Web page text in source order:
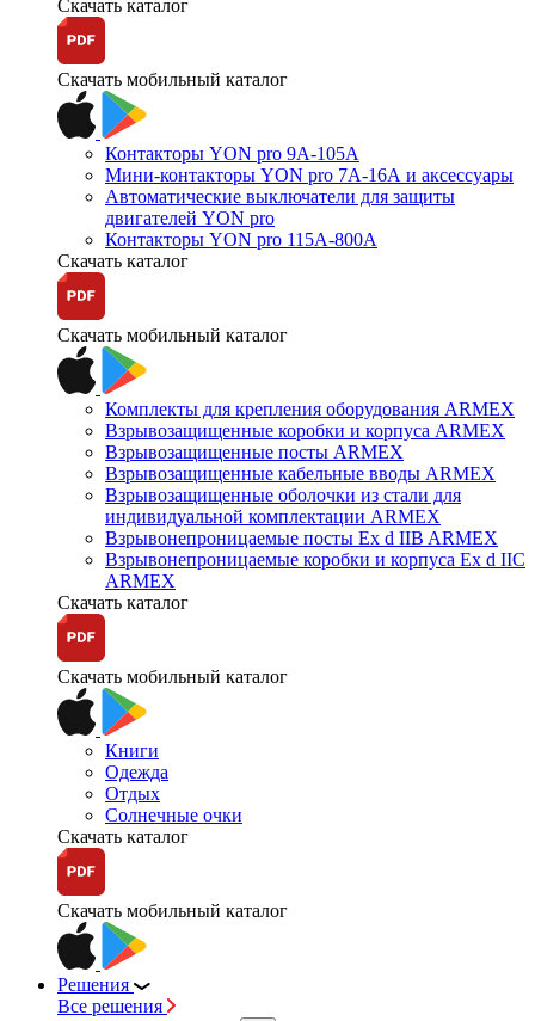
Скачать каталог
Скачать мобильный каталог
Контакторы YON pro 9А-105А
Мини-контакторы YON pro 7А-16А и аксессуары
Автоматические выключатели для защиты
двигателей YON pro
Контакторы YON pro 115А-800А
Скачать каталог
Скачать мобильный каталог
Комплекты для крепления оборудования ARMEX
Взрывозащищенные коробки и корпуса ARMEX
Взрывозащищенные посты ARMEX
Взрывозащищенные кабельные вводы ARMEX
Взрывозащищенные оболочки из стали для
индивидуальной комплектации ARMEX
Взрывонепроницаемые посты Ex d IIB ARMEX
Взрывонепроницаемые коробки и корпуса Ex d IIС
ARMEX
Скачать каталог
Скачать мобильный каталог
Книги
Одежда
Отдых
Солнечные очки
Скачать каталог
Скачать мобильный каталог
Решения
Все решения